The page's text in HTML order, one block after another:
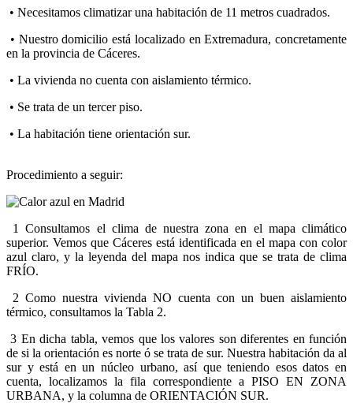
• Necesitamos climatizar una habitación de 11 metros cuadrados.
• Nuestro domicilio está localizado en Extremadura, concretamente
en la provincia de Cáceres.
• La vivienda no cuenta con aislamiento térmico.
• Se trata de un tercer piso.
• La habitación tiene orientación sur.
Procedimiento a seguir:
1
Consultamos el clima de nuestra zona en el mapa climático
superior. Vemos que Cáceres está identificada en el mapa con color
azul claro, y la leyenda del mapa nos indica que se trata de clima
FRÍO.
2 Como nuestra vivienda NO cuenta con un buen aislamiento
térmico, consultamos la Tabla 2.
3 En dicha tabla, vemos que los valores son diferentes en función
de si la orientación es norte ó se trata de sur. Nuestra habitación da al
sur y está en un núcleo urbano, así que teniendo esos datos en
cuenta, localizamos la fila correspondiente a PISO EN ZONA
URBANA, y la columna de ORIENTACIÓN SUR.